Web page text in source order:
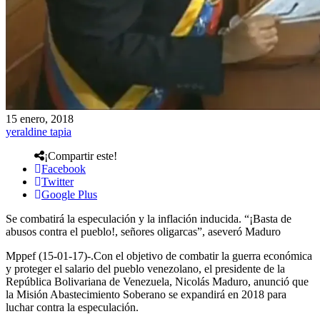
15 enero, 2018
yeraldine tapia
¡Compartir este!
Facebook
Twitter
Google Plus
Se combatirá la especulación y la inflación inducida. “¡Basta de
abusos contra el pueblo!, señores oligarcas”, aseveró Maduro
Mppef (15-01-17)-.Con el objetivo de combatir la guerra económica
y proteger el salario del pueblo venezolano, el presidente de la
República Bolivariana de Venezuela, Nicolás Maduro, anunció que
la Misión Abastecimiento Soberano se expandirá en 2018 para
luchar contra la especulación.